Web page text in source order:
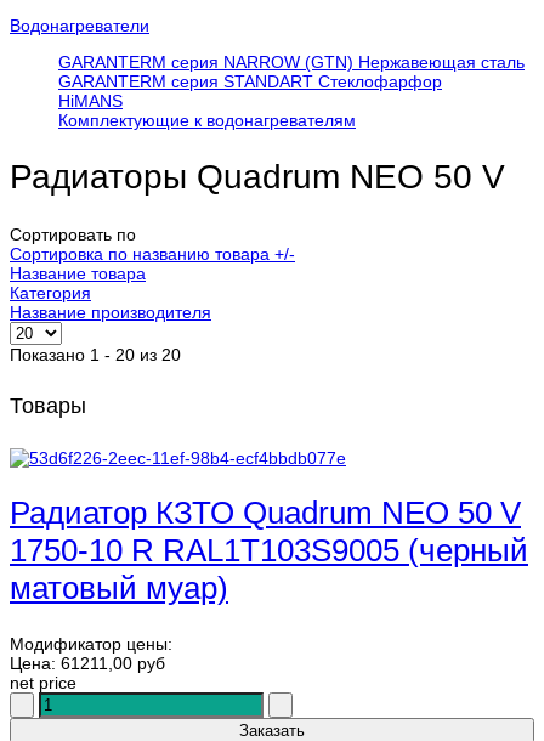
Водонагреватели
GARANTERM серия NARROW (GTN) Нержавеющая сталь
GARANTERM серия STANDART Стеклофарфор
HiMANS
Комплектующие к водонагревателям
Радиаторы Quadrum NEO 50 V
Сортировать по
Сортировка по названию товара +/-
Название товара
Категория
Название производителя
Показано 1 - 20 из 20
Товары
Радиатор КЗТО Quadrum NEO 50 V
1750-10 R RAL1T103S9005 (черный
матовый муар)
Модификатор цены:
Цена: 61211,00 руб
net price